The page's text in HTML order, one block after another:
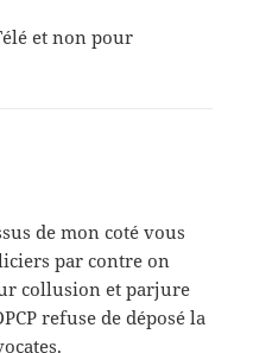
et non pour
de mon coté vous
par contre on
collusion et parjure
refuse de déposé la